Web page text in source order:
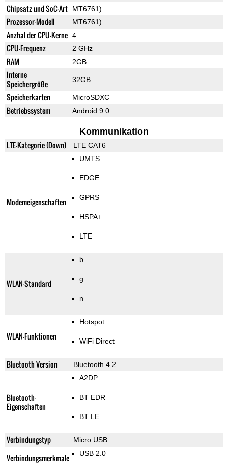
Chipsatz und SoC-Art
MT6761)
Prozessor-Modell MT6761)
Anzhal der CPU-Kerne 4
CPU-Frequenz 2 GHz
RAM 2GB
Interne
Speichergröße
32GB
Speicherkarten MicroSDXC
Betriebssystem Android 9.0
Kommunikation
LTE-Kategorie (Down) LTE CAT6
Modemeigenschaften
UMTS
EDGE
GPRS
HSPA+
LTE
WLAN-Standard
b
g
n
WLAN-Funktionen
Hotspot
WiFi Direct
Bluetooth Version Bluetooth 4.2
Bluetooth-
Eigenschaften
A2DP
BT EDR
BT LE
Verbindungstyp Micro USB
Verbindungsmerkmale USB 2.0